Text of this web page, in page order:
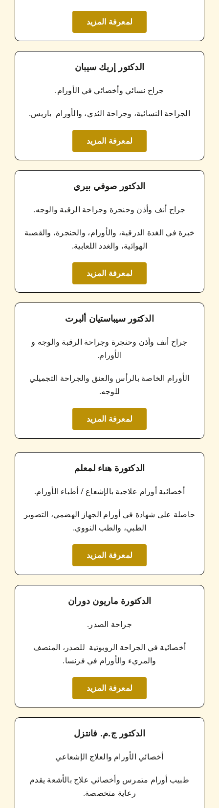
لمعرفة المزيد
الدكتور إريك سيبان
جراح نسائي وأخصائي في الأورام.
الجراحة النسائية، وجراحة الثدي، والأورام باريس.
لمعرفة المزيد
الدكتور صوفي بيري
جراح أنف وأذن وحنجرة وجراحة الرقبة والوجه.
خبرة في الغدة الدرقية، والأورام، والحنجرة، والقصبة
الهوائية، والغدد اللعابية.
لمعرفة المزيد
الدكتور سيباستيان ألبرت
جراح أنف وأذن وحنجرة وجراحة الرقبة والوجه و
الأورام.
الأورام الخاصة بالرأس والعنق والجراحة التجميلي
للوجه.
لمعرفة المزيد
الدكتورة هناء لمعلم
أخصائية أورام علاجية بالإشعاع / أطباء الأورام.
حاصلة على شهادة في أورام الجهاز الهضمي، التصوير
الطبي، والطب النووي.
لمعرفة المزيد
الدكتورة ماريون دوران
جراحة الصدر.
أخصائية في الجراحة الروبوتية للصدر، المنصف
والمريء والأورام في فرنسا.
لمعرفة المزيد
الدكتور ج.م. فانتزل
أخصائي الأورام والعلاج الإشعاعي
طبيب أورام متمرس وأخصائي علاج بالأشعة يقدم
رعاية متخصصة.